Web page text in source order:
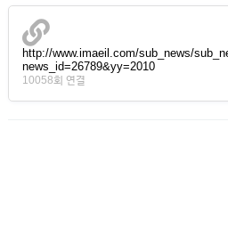
http://www.imaeil.com/sub_news/
news_id=26789&yy=2010
10058회 연결